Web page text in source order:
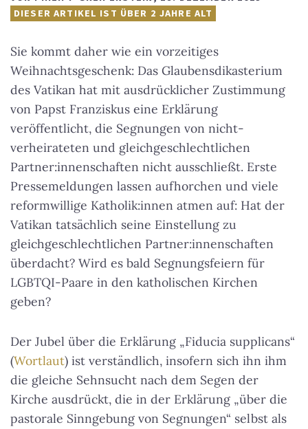
DIESER ARTIKEL IST ÜBER 2 JAHRE ALT
Sie kommt daher wie ein vorzeitiges
Weihnachtsgeschenk: Das Glaubensdikasterium
des Vatikan hat mit ausdrücklicher Zustimmung
von Papst Franziskus eine Erklärung
veröffentlicht, die Segnungen von nicht-
verheirateten und gleichgeschlechtlichen
Partner:innenschaften nicht ausschließt. Erste
Pressemeldungen lassen aufhorchen und viele
reformwillige Katholik:innen atmen auf: Hat der
Vatikan tatsächlich seine Einstellung zu
gleichgeschlechtlichen Partner:innenschaften
überdacht? Wird es bald Segnungsfeiern für
LGBTQI-Paare in den katholischen Kirchen
geben?
Der Jubel über die Erklärung „Fiducia supplicans“
(Wortlaut) ist verständlich, insofern sich ihn ihm
die gleiche Sehnsucht nach dem Segen der
Kirche ausdrückt, die in der Erklärung „über die
pastorale Sinngebung von Segnungen“ selbst als